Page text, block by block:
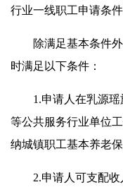
行业一线职工申请条件
除满足基本条件外
时满足以下条件：
1.申请人在乳源瑶
等公共服务行业单位
纳城镇职工基本养老
2.申请人可支配收